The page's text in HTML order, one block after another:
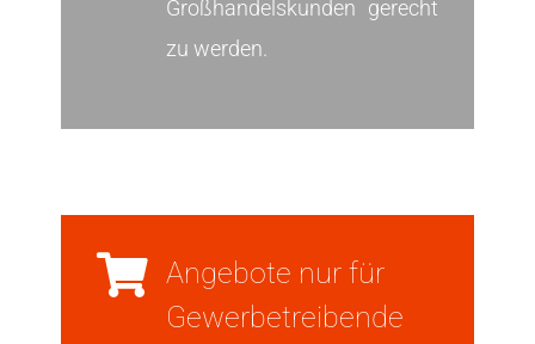
Großhandelskunden gerecht
zu werden.
Angebote nur für
Gewerbetreibende